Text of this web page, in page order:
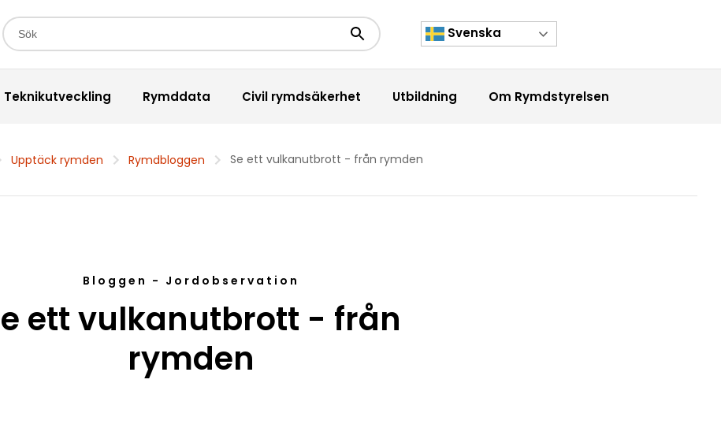
Sökfält
Sökknapp Svenska
Teknikutveckling Rymddata Civil rymdsäkerhet Utbildning Om Rymdstyrelsen
Upptäck rymden Rymdbloggen Se ett vulkanutbrott - från rymden
Bloggen - Jordobservation
ett vulkanutbrott - från
rymden